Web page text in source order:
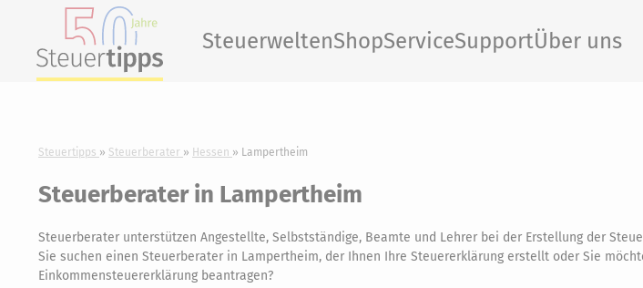
SteuerweltenShopServiceSupportÜber uns
Steuertipps Steuerberater Hessen Lampertheim
Steuerberater in Lampertheim
Steuerberater unterstützen Angestellte, Selbstständige, Beamte und Lehrer bei der Erstellung der
Sie suchen einen Steuerberater in Lampertheim, der Ihnen Ihre Steuererklärung erstellt oder Sie
Einkommensteuererklärung beantragen?